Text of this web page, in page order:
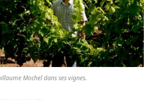
Mochel dans ses vignes.